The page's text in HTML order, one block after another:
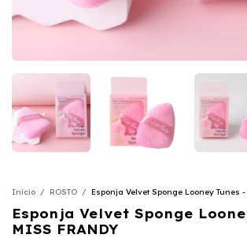
Início / ROSTO / Esponja Velvet Sponge Looney Tunes -
Esponja Velvet Sponge
MISS FRANDY